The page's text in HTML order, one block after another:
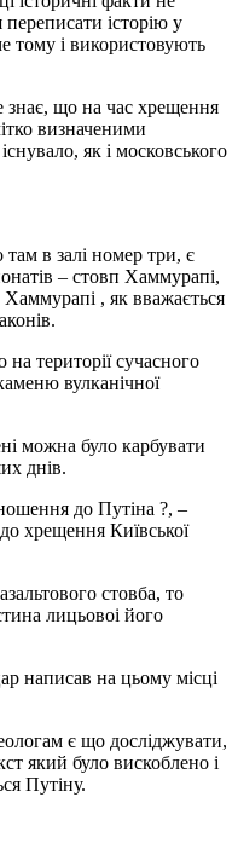
історію у
тому і використовують
знає, що на час хрещення
визначеними
як і московського
в залі номер три, є
– стовп Хаммурапі,
, як вважається
території сучасного
вулканічної
можна було карбувати
днів.
до Путіна ?, –
хрещення Київської
стовба, то
лицьовоі його
написав на цьому місці
є що досліджувати,
який було вискоблено і
Путіну.